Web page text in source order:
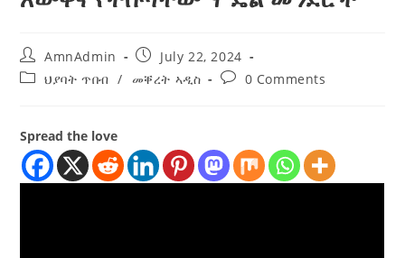
AmnAdmin
July 22, 2024
ህያባት ጥበብ / መቐረት ኣዲስ 0 Comments
Spread the love